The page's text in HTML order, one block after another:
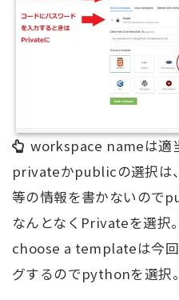
workspace nameは適当
privateかpublicの選択は
等の情報を書かないので
なんとなくPrivateを選択。
choose a templateは今
グするのでpythonを選択。